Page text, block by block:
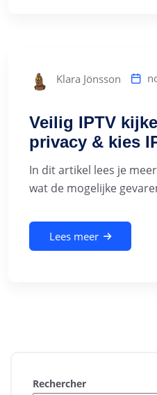
Klara Jönsson
Veilig IPTV
privacy & kies
In dit artikel lees je
wat de mogelijke
Lees meer
Rechercher